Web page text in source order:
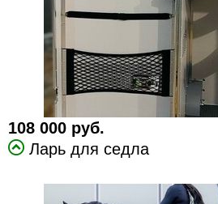
108 000 руб.
Ларь для седла